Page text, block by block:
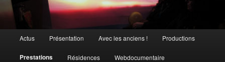
Aller au contenu principal
Aller au contenu secondaire
Actus Présentation Avec les anciens ! Productions
Prestations Résidences Webdocumentaire